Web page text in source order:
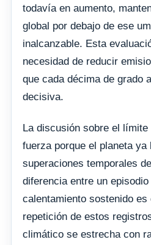
todavía en aumento,
global por debajo de ese
inalcanzable. Esta
necesidad de reducir
que cada décima de grado
decisiva.
La discusión sobre el límite
fuerza porque el planeta ya
superaciones temporales
diferencia entre un
calentamiento sostenido
repetición de estos
climático se estrecha con